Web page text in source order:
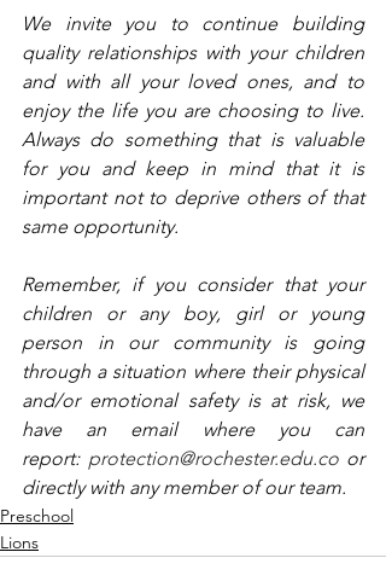
We invite you to continue building
quality relationships with your children
and with all your loved ones, and to
enjoy the life you are choosing to live.
Always do something that is valuable
for you and keep in mind that it is
important not to deprive others of that
same opportunity.
Remember, if you consider that your
children or any boy, girl or young
person in our community is going
through a situation where their physical
and/or emotional safety is at risk, we
have an email where you can
report: protection@rochester.edu.co or
directly with any member of our team.
Preschool
Lions